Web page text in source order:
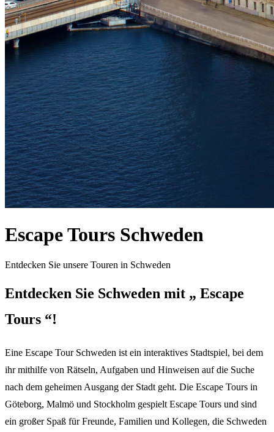
Escape Tours Schweden
Entdecken Sie unsere Touren in Schweden
Entdecken Sie Schweden mit „ Escape
Tours “!
Eine Escape Tour Schweden ist ein interaktives Stadtspiel, bei dem
ihr mithilfe von Rätseln, Aufgaben und Hinweisen auf die Suche
nach dem geheimen Ausgang der Stadt geht. Die Escape Tours in
Göteborg, Malmö und Stockholm gespielt Escape Tours und sind
ein großer Spaß für Freunde, Familien und Kollegen, die Schweden